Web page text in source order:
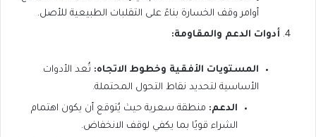
أوامر وقف الخسارة بناءً على التقلبات الطبيعية للأصل.
أدوات الدعم والمقاومة:
المستويات الأفقية وخطوط الاتجاه: تُعد الأدوات
الأساسية لتحديد نقاط التحول المحتملة.
الدعم: منطقة سعرية حيث يُتوقع أن يكون اهتمام
الشراء قويًا بما يكفي لوقف الانخفاض.